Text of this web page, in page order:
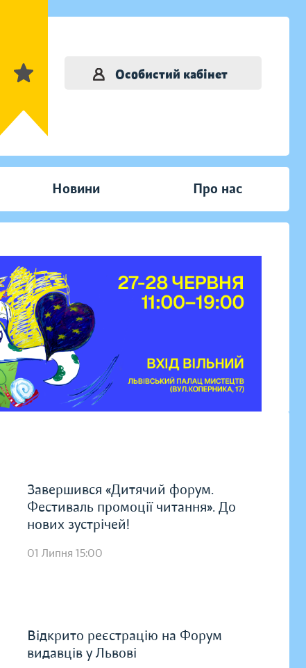
Особистий кабінет
Новини Про нас
Завершився «Дитячий форум.
Фестиваль промоції читання». До
нових зустрічей!
01 Липня 15:00
Відкрито реєстрацію на Форум
видавців у Львові